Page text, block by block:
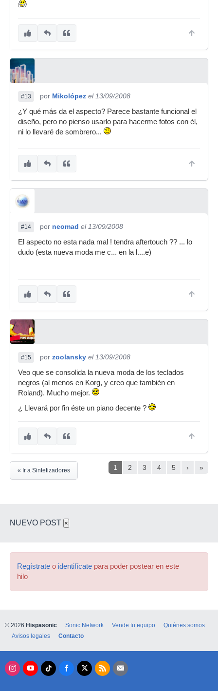
#13 por Mikolópez el 13/09/2008
¿Y qué más da el aspecto? Parece bastante funcional el
diseño, pero no pienso usarlo para hacerme fotos con él,
ni lo llevaré de sombrero...
#14 por neomad el 13/09/2008
El aspecto no esta nada mal ! tendra aftertouch ?? ... lo
dudo (esta nueva moda me c... en la l....e)
#15 por zoolansky el 13/09/2008
Veo que se consolida la nueva moda de los teclados
negros (al menos en Korg, y creo que también en
Roland). Mucho mejor.
¿ Llevará por fin éste un piano decente ?
1 2 3 4 5 › »
« Ir a Sintetizadores
NUEVO POST ×
Regístrate o identifícate para poder postear en este
hilo
© 2026 Hispasonic Sonic Network Vende tu equipo
Quiénes somos
Avisos legales
Contacto